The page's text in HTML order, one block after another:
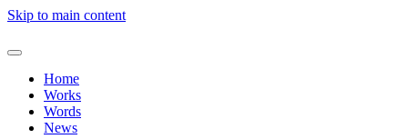
Skip to main content
Home
Works
Words
News